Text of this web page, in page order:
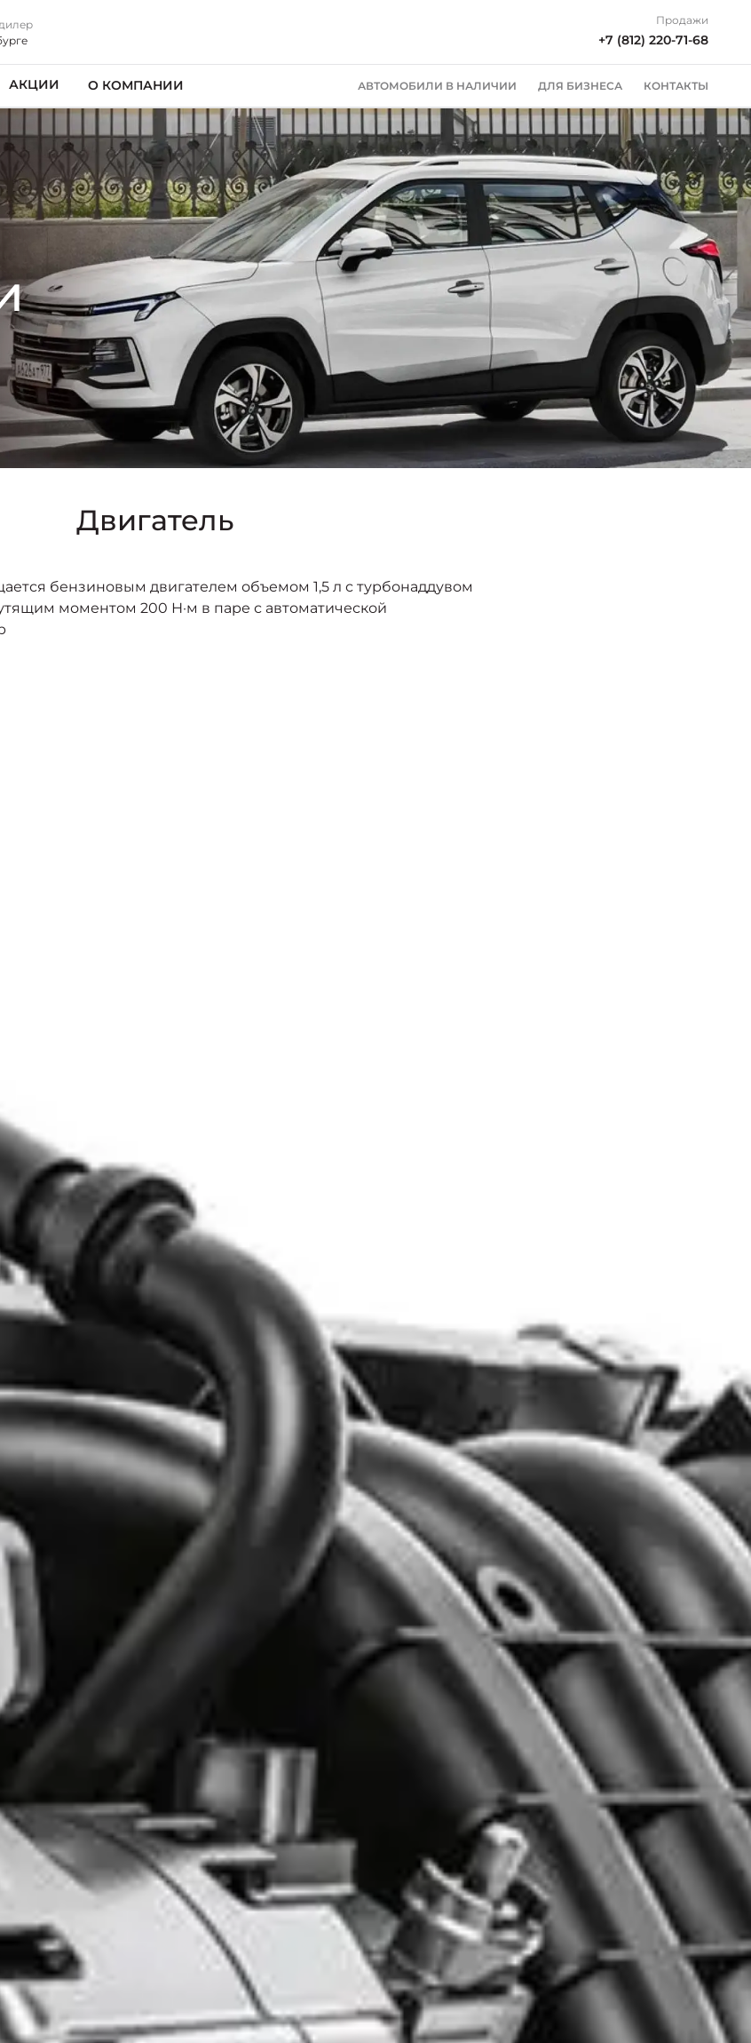
Продажи
+7 (812) 220-71-68
АКЦИИ О КОМПАНИИ АВТОМОБИЛИ В НАЛИЧИИ ДЛЯ БИЗНЕСА КОНТАКТЫ
Двигатель
бензиновым двигателем объемом 1,5 л с турбонаддувом
моментом 200 Н·м в паре с автоматической